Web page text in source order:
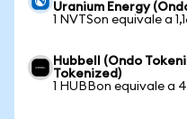
Uranium Energy
1 NVTSon equivale a
Hubbell (Ondo
Tokenized)
1 HUBBon equivale a